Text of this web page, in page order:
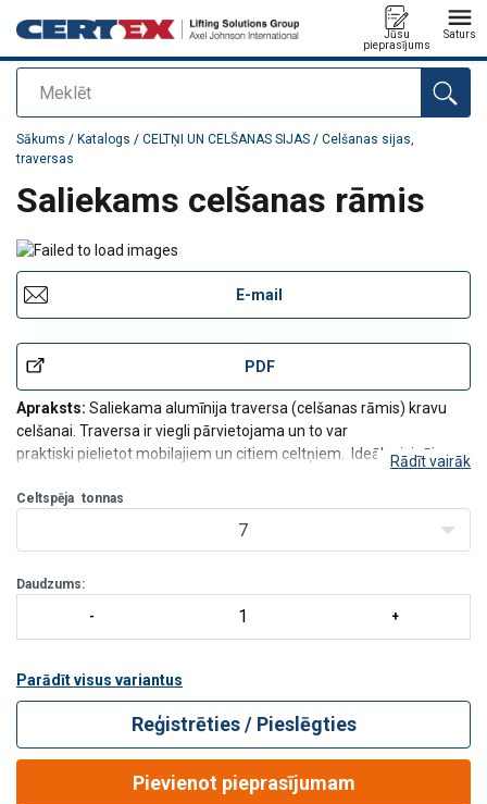
Meklēt
Jūsu
pieprasījums
Saturs
Pievienots jūsu pasūtījumam
Sākums / Katalogs / CELTŅI UN CELŠANAS SIJAS / Celšanas sijas,
traversas
Saliekams celšanas rāmis
E-mail
PDF
Apraksts: Saliekama alumīnija traversa (celšanas rāmis) kravu
celšanai. Traversa ir viegli pārvietojama un to var
praktiski pielietot mobilajiem un citiem celtņiem. Ideāls risinājums
aprīkot ar atbilstošas celt
Rādīt vairāk
Celtspēja tonnas
7
Daudzums:
Parādīt visus variantus
Reģistrēties / Pieslēgties
Pievienot pieprasījumam